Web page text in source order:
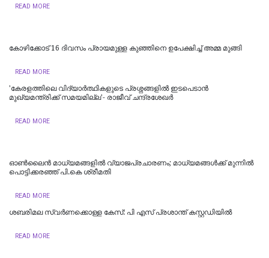
READ MORE
കോഴിക്കോട് 16 ​ദിവസം പ്രായമുള്ള കുഞ്ഞിനെ ഉപേക്ഷിച്ച് അമ്മ മുങ്ങി
READ MORE
'കേരളത്തിലെ വിദ്യാർത്ഥികളുടെ പ്രശ്നങ്ങളിൽ ഇടപെടാൻ
മുഖ്യമന്ത്രിക്ക് സമയമില്ല'- രാജീവ് ചന്ദ്രശേഖർ
READ MORE
ഓൺലൈൻ മാധ്യമങ്ങളിൽ വ്യാജപ്രചാരണം; മാധ്യമങ്ങൾക്ക് മുന്നിൽ
പൊട്ടിക്കരഞ്ഞ് പി.കെ ശ്രീമതി
READ MORE
ശബരിമല സ്വര്‍ണക്കൊള്ള കേസ്: പി എസ് പ്രശാന്ത് കസ്റ്റഡിയില്‍
READ MORE